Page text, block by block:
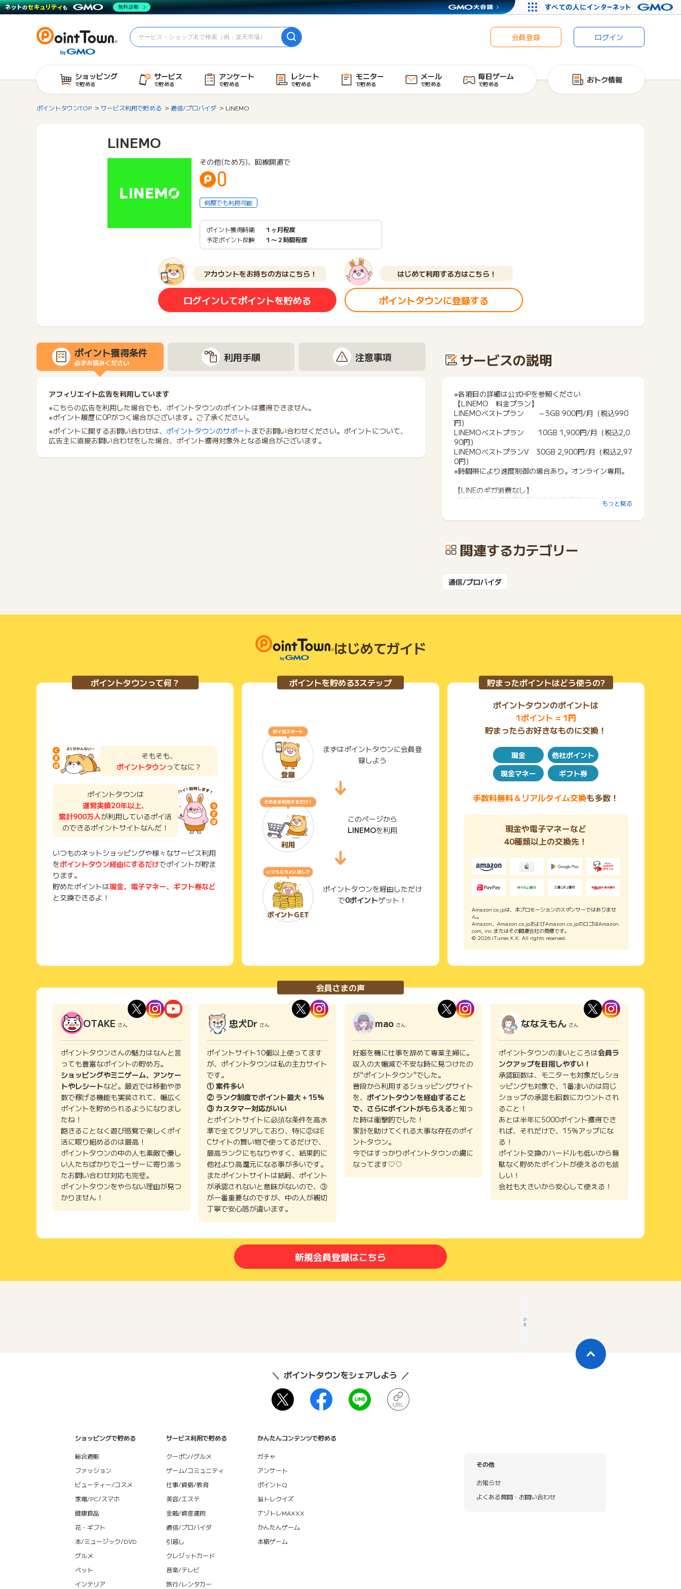
会員登録 ログイン
ショッピング
で貯める
サービス
で貯める
アンケート
で貯める
レシート
で貯める
モニター
で貯める
メール
で貯める
毎日ゲーム
で貯める おトク情報
ポイントタウンTOP サービス利用で貯める 通信/プロバイダ LINEMO
LINEMO
その他(ため方)、回線開通で
0
何度でも利用可能
ポイント獲得時期
１ヶ月程度
予定ポイント反映
１〜２時間程度
アカウントをお持ちの方はこちら！
ログインしてポイントを貯める
はじめて利用する方はこちら！
ポイントタウンに登録する
ポイント獲得条件
必ずお読みください 利用手順 注意事項
アフィリエイト広告を利用しています
※こちらの広告を利用した場合でも、ポイントタウンのポイントは獲得できません。
※ポイント履歴に0Pがつく場合がございます。ご了承ください。
※ポイントに関するお問い合わせは、 ポイントタウンのサポートまでお問い合わせください。ポイントについて、
広告主に直接お問い合わせをした場合、ポイント獲得対象外となる場合がございます。
サービスの説明
※各項目の詳細は公式HPを参照ください
【LINEMO 料金プラン】
LINEMOベストプラン ～3GB 900円/月（税込990
円）
LINEMOベストプラン 10GB 1,900円/月（税込2,0
90円）
LINEMOベストプランV 30GB 2,900円/月（税込2,97
0円）
※時間帯により速度制御の場合あり。オンライン専用。
【LINEのギガ消費なし】
LINEのデータ通信量を気にせずご利用できる（LINEギ
ガフリー）ので、LINE音声通話やビデオ通話を気にせず
楽しめます。
【キャリアの安定感での高速通信】
※時間帯により速度制御の場合あり。
SIMカード配送を待つ必要なし。
※5G通信サービスを利用するためには、5G対応端末が
必要
もっと見る
関連するカテゴリー
通信/プロバイダ
はじめてガイド
ポイントタウンって何？
そもそも、
ポイントタウンってなに？
ポイントタウンは
運営実績20年以上、
累計900万人が利用しているポイ活
のできるポイントサイトなんだ！
いつものネットショッピングや様々なサービス利用
をポイントタウン経由にするだけでポイントが貯ま
ります。
貯めたポイントは現金、電子マネー、ギフト券など
と交換できるよ！
ポイントを貯める3ステップ
まずはポイントタウンに会員登
録しよう
このページから
LINEMOを利用
ポイントタウンを経由しただけ
で0ポイントゲット！
貯まったポイントはどう使うの?
ポイントタウンのポイントは
1ポイント = 1円
貯まったらお好きなものに交換！
現金
他社ポイント
現金マネー
ギフト券
手数料無料＆リアルタイム交換も多数！
現金や電子マネーなど
40種類以上の交換先！
Amazon.co.jpは、本プロモーションのスポンサーではありませ
ん。
Amazon、Amazon.co.jpおよびAmazon.co.jpのロゴはAmazon.
com, inc.またはその関連会社の商標です。
© 2026 iTunes K.K. All rights reserved.
会員さまの声
OTAKE さん
ポイントタウンさんの魅力はなんと言
っても豊富なポイントの貯め方。
ショッピングやミニゲーム、アンケー
トやレシートなど。最近では移動や歩
数で稼げる機能も実装されて、幅広く
ポイントを貯められるようになりまし
たね！
飽きることなく遊び感覚で楽しくポイ
活に取り組めるのは最高！
ポイントタウンの中の人も素敵で優し
い人たちばかりでユーザーに寄り添っ
たお問い合わせ対応も完璧。
ポイントタウンをやらない理由が見つ
かりません！
忠犬Dr さん
ポイントサイト10個以上使ってます
が、ポイントタウンは私の主力サイト
です。
① 案件多い
② ランク制度でポイント最大＋15%
③ カスタマー対応がいい
とポイントサイトに必須な条件を高水
準で全てクリアしており、特に②はE
Cサイトの買い物で使ってるだけで、
最高ランクにもなりやすく、結果的に
他社より高還元になる事が多いです。
またポイントサイトは結局、ポイント
が承認されないと意味がないので、③
が一番重要なのですが、中の人が親切
丁寧で安心感が違います。
mao さん
妊娠を機に仕事を辞めて専業主婦に。
収入の大幅減で不安な時に見つけたの
が"ポイントタウン"でした。
普段から利用するショッピングサイト
を、 ポイントタウンを経由すること
で、さらにポイントがもらえると知っ
た時は衝撃的でした！
家計を助けてくれる大事な存在のポイ
ントタウン。
今ではすっかりポイントタウンの虜に
なってます♡♡
ななえもん さん
ポイントタウンの凄いところは会員ラ
ンクアップを目指しやすい！
承認回数は、モニターも対象だしショ
ッピングも対象で、1番凄いのは同じ
ショップの承認も回数にカウントされ
ること！
あとは半年に5000ポイント獲得でき
れば、それだけで、15%アップにな
る！
ポイント交換のハードルも低いから無
駄なく貯めたポイントが使えるのも嬉
しい！
会社も大きいから安心して使える！
新規会員登録はこちら
P
R
ポイントタウンをシェアしよう
ショッピングで貯める
総合通販
ファッション
ビューティー/コスメ
家電/PC/スマホ
健康食品
花・ギフト
本/ミュージック/DVD
グルメ
ペット
インテリア
サービス利用で貯める
クーポン/グルメ
ゲーム/コミュニティ
仕事/資格/教育
美容/エステ
金融/資産運用
通信/プロバイダ
引越し
クレジットカード
音楽/テレビ
旅行/レンタカー
かんたんコンテンツで貯める
ガチャ
アンケート
ポイントQ
脳トレクイズ
ナゾトレMAXXX
かんたんゲーム
本格ゲーム
その他
お知らせ
よくある質問・お問い合わせ
無料診断